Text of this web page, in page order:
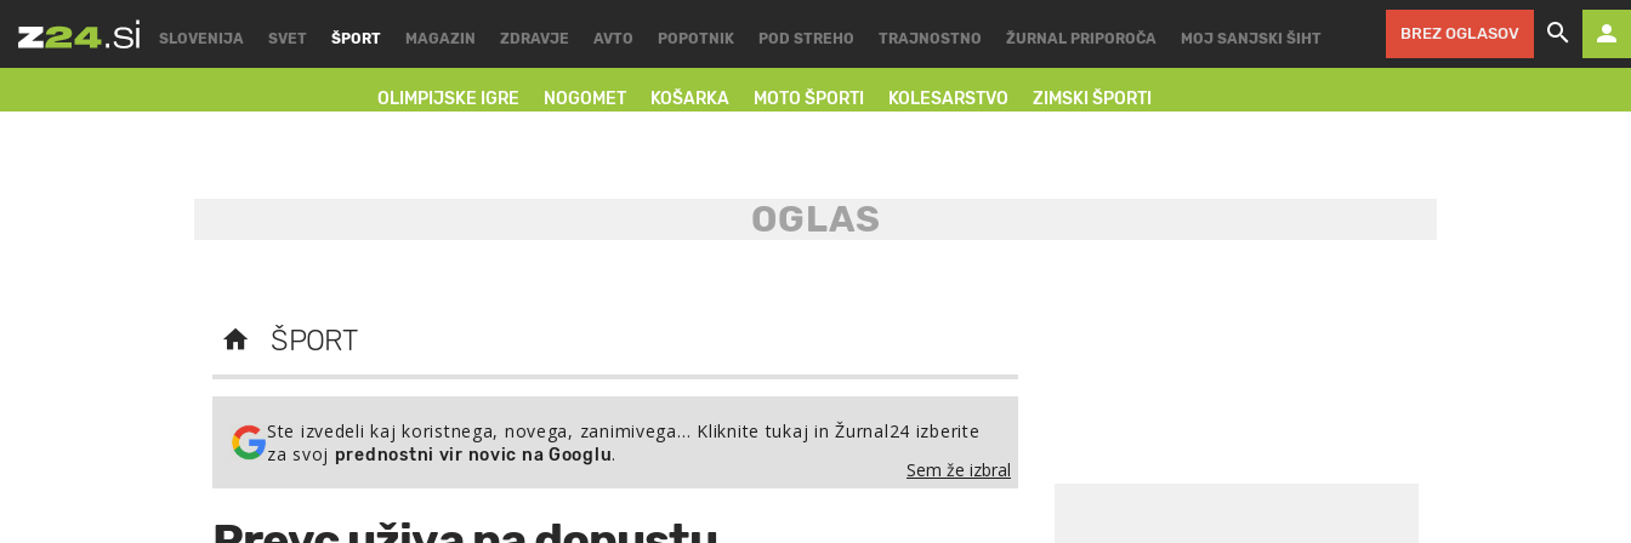
SLOVENIJA SVET ŠPORT
OLIMPIJSKE IGRE NOGOMET KOŠARKA MOTO ŠPORTI KOLESARSTVO ZIMSKI ŠPORTI
MAGAZIN ZDRAVJE AVTO POPOTNIK POD STREHO TRAJNOSTNO ŽURNAL PRIPOROČA MOJ SANJSKI ŠIHT BREZ OGLASOV
ŠPORT
Ste izvedeli kaj koristnega, novega, zanimivega… Kliknite tukaj in Žurnal24 izberite
za svoj prednostni vir novic na Googlu.
Sem že izbral